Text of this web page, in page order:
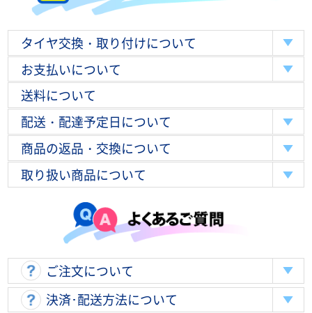
タイヤ交換・取り付けについて
お支払いについて
送料について
配送・配達予定日について
商品の返品・交換について
取り扱い商品について
ご注文について
決済･配送方法について